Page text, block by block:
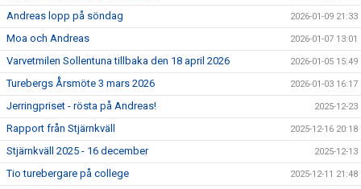
Andreas lopp på söndag 2026-01-09 21:33
Moa och Andreas 2026-01-07 13:01
Varvetmilen Sollentuna tillbaka den 18 april 2026 2026-01-05 15:49
Turebergs Årsmöte 3 mars 2026 2026-01-03 16:17
Jerringpriset - rösta på Andreas! 2025-12-23
Rapport från Stjärnkväll 2025-12-16 20:18
Stjärnkväll 2025 - 16 december 2025-12-13
Tio turebergare på college 2025-12-11 21:48